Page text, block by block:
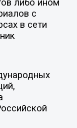
либо ином
с
в сети